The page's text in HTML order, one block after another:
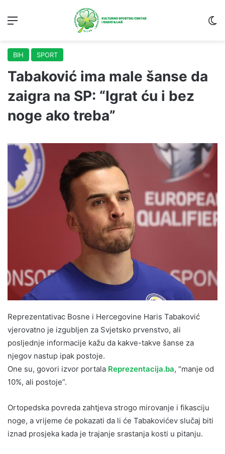
BIH SPORT
Tabaković ima male šanse da
zaigra na SP: “Igrat ću i bez
noge ako treba”
Reprezentativac Bosne i Hercegovine Haris Tabaković
vjerovatno je izgubljen za Svjetsko prvenstvo, ali
posljednje informacije kažu da kakve-takve šanse za
njegov nastup ipak postoje.
One su, govori izvor portala Reprezentacija.ba, “manje od
10%, ali postoje”.
Ortopedska povreda zahtjeva strogo mirovanje i fikasciju
noge, a vrijeme će pokazati da li će Tabakovićev slučaj biti
iznad prosjeka kada je trajanje srastanja kosti u pitanju.